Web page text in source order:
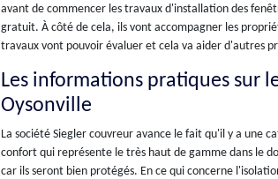
avant de commencer les travaux d'installation des
gratuit. À côté de cela, ils vont accompagner les
travaux vont pouvoir évaluer et cela va aider d'autres
Les informations pratiques sur
Oysonville
La société Siegler couvreur avance le fait qu'il y a une
confort qui représente le très haut de gamme dans le
car ils seront bien protégés. En ce qui concerne